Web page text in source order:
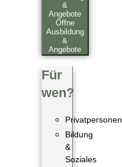
&
Angebote
Öffne
Ausbildung
&
Angebote
Für
wen?
Privatpersonen
Bildung
&
Soziales